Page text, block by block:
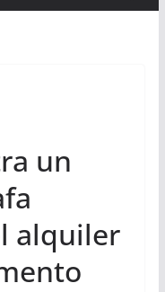
un
alquiler